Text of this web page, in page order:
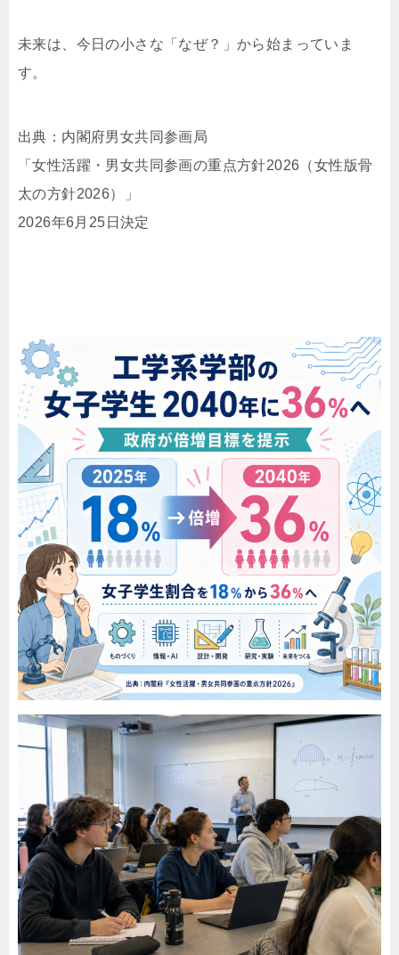
未来は、今日の小さな「なぜ？」から始まっていま
す。
出典：内閣府男女共同参画局
「女性活躍・男女共同参画の重点方針2026（女性版骨
太の方針2026）」
2026年6月25日決定